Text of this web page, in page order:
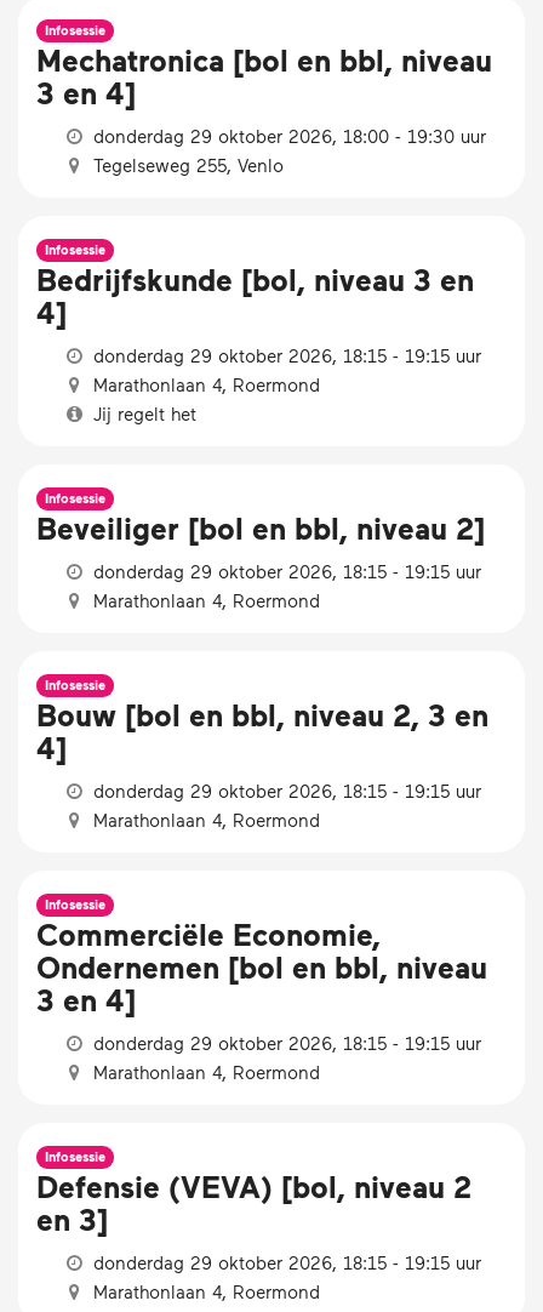
Infosessie
Mechatronica [bol en bbl, niveau
3 en 4]
donderdag 29 oktober 2026, 18:00 - 19:30 uur
Tegelseweg 255, Venlo
Infosessie
Bedrijfskunde [bol, niveau 3 en
4]
donderdag 29 oktober 2026, 18:15 - 19:15 uur
Marathonlaan 4, Roermond
Jij regelt het
Infosessie
Beveiliger [bol en bbl, niveau 2]
donderdag 29 oktober 2026, 18:15 - 19:15 uur
Marathonlaan 4, Roermond
Infosessie
Bouw [bol en bbl, niveau 2, 3 en
4]
donderdag 29 oktober 2026, 18:15 - 19:15 uur
Marathonlaan 4, Roermond
Infosessie
Commerciële Economie,
Ondernemen [bol en bbl, niveau
3 en 4]
donderdag 29 oktober 2026, 18:15 - 19:15 uur
Marathonlaan 4, Roermond
Infosessie
Defensie (VEVA) [bol, niveau 2
en 3]
donderdag 29 oktober 2026, 18:15 - 19:15 uur
Marathonlaan 4, Roermond